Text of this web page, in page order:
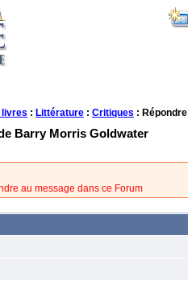
livres : Littérature : Critiques : Répondre
Barry Morris Goldwater
au message dans ce Forum